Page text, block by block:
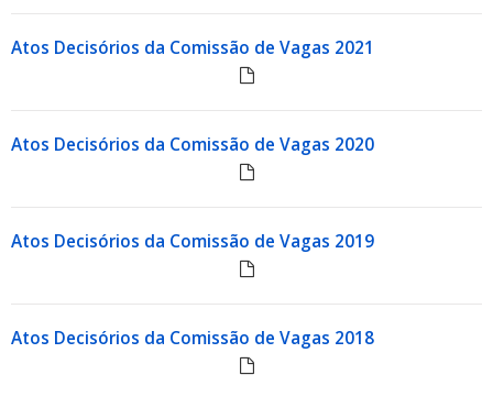
Atos Decisórios da Comissão de Vagas 2021
Atos Decisórios da Comissão de Vagas 2020
Atos Decisórios da Comissão de Vagas 2019
Atos Decisórios da Comissão de Vagas 2018